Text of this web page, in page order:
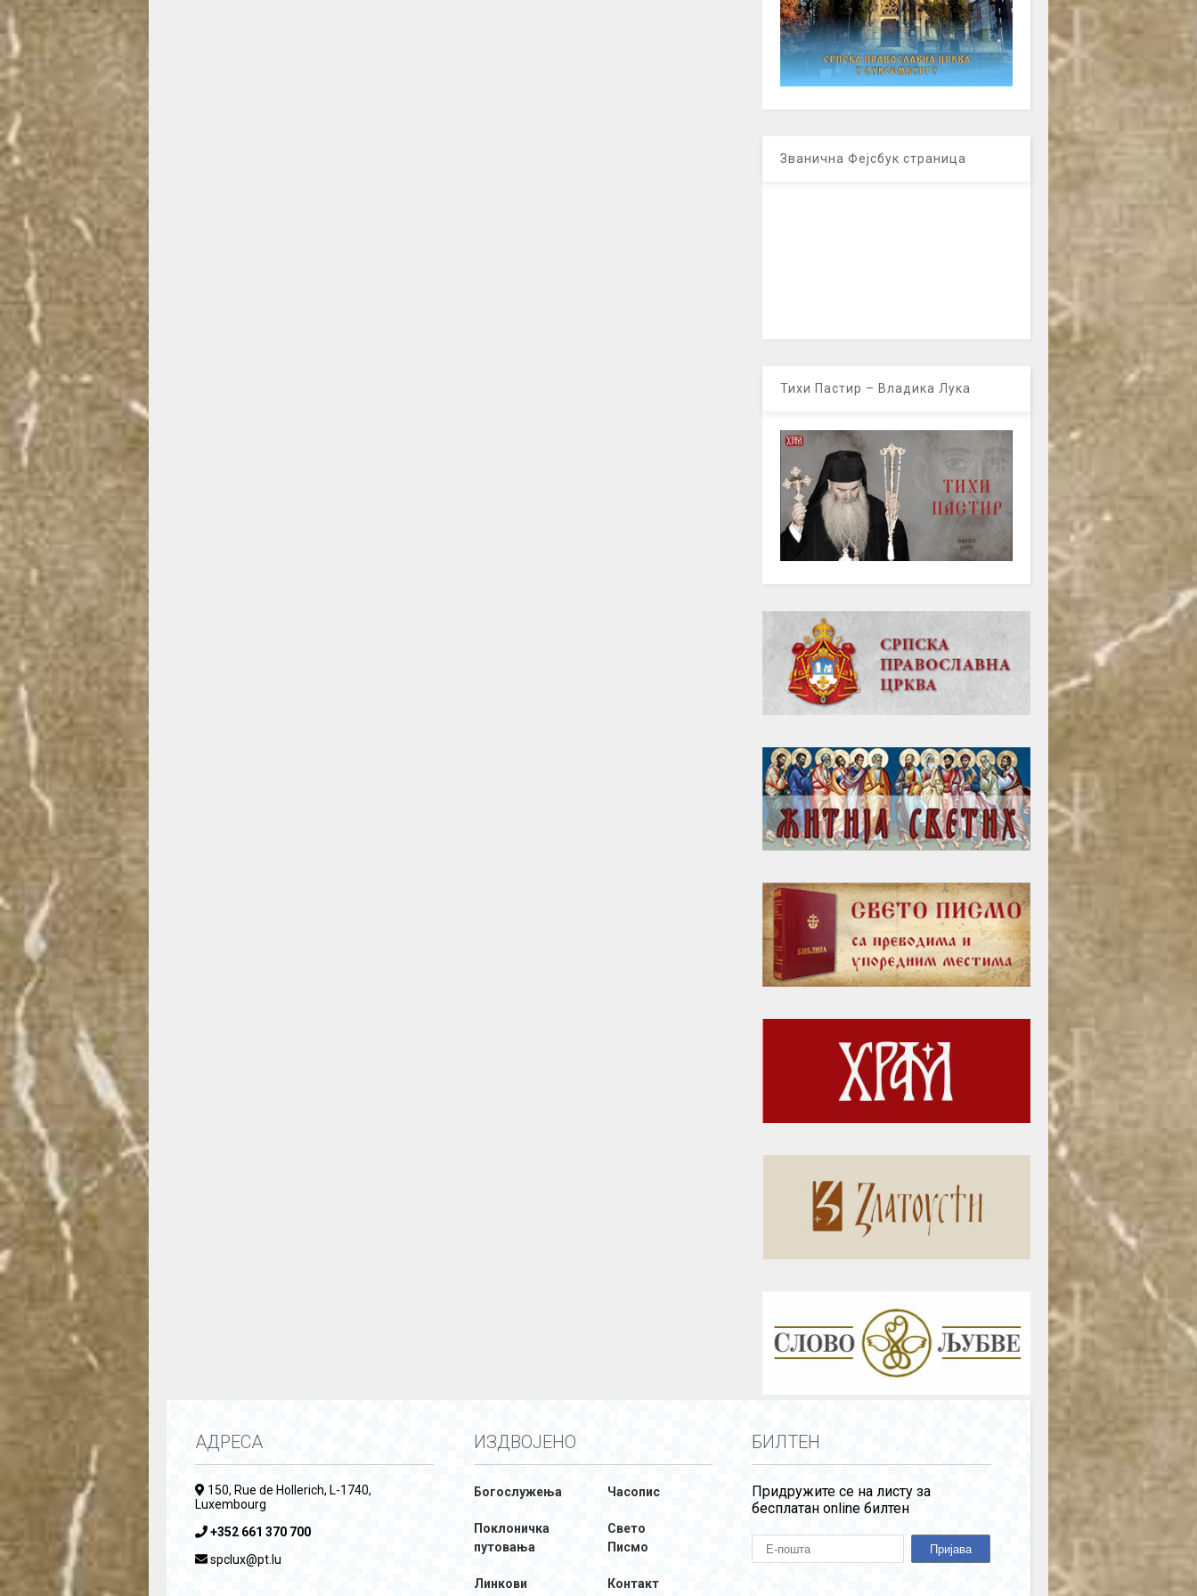
Званична Фејсбук страница
Тихи Пастир – Владика Лука
АДРЕСА
150, Rue de Hollerich, L-1740,
Luxembourg
+352 661 370 700
spclux@pt.lu
ИЗДВОЈЕНО
Богослужења Часопис
Поклоничка
путовања
Свето
Писмо
Линкови Контакт
БИЛТЕН
Придружите се на листу за
бесплатан online билтен